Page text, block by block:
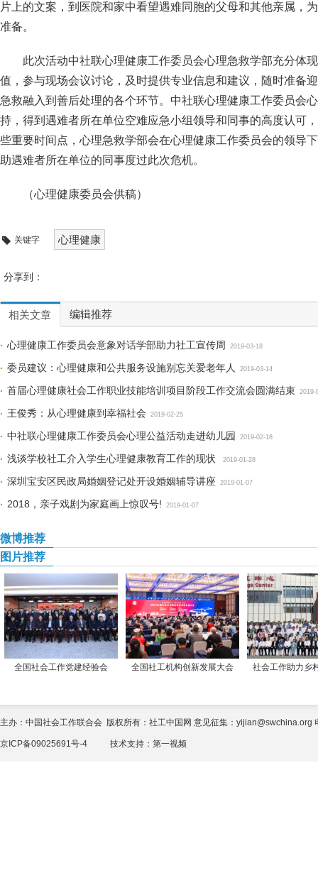
片上的文案，到医院和家中看望遇难同胞的父母和其他亲属，
准备。
此次活动中社联心理健康工作委员会心理急救学部充分体
值，参与现场会议讨论，及时提供专业信息和建议，随时准备
急救融入到善后处理的各个环节。中社联心理健康工作委员会
持，得到遇难者所在单位空难应急小组领导和同事的高度认可
些重要时间点，心理急救学部会在心理健康工作委员会的领导
助遇难者所在单位的同事度过此次危机。
（心理健康委员会供稿）
关键字 心理健康
分享到：
相关文章 编辑推荐
心理健康工作委员会意象对话学部助力社工宣传周 2019-03-18
委员建议：心理健康和公共服务设施别忘关爱老年人 2019-03-14
首届心理健康社会工作职业技能培训项目阶段工作交流会圆满结束 2019-
王俊秀：从心理健康到幸福社会 2019-02-25
中社联心理健康工作委员会心理公益活动走进幼儿园 2019-02-18
浅谈学校社工介入学生心理健康教育工作的现状 2019-01-28
深圳宝安区民政局婚姻登记处开设婚姻辅导讲座 2019-01-07
2018，亲子戏剧为家庭画上惊叹号! 2019-01-07
微博推荐
图片推荐
全国社会工作党建经验会 全国社工机构创新发展大会 社会工作助力乡
主办：中国社会工作联合会 版权所有：社工中国网 意见征集：yijian@swchina.org
京ICP备09025691号-4 技术支持： 第一视频